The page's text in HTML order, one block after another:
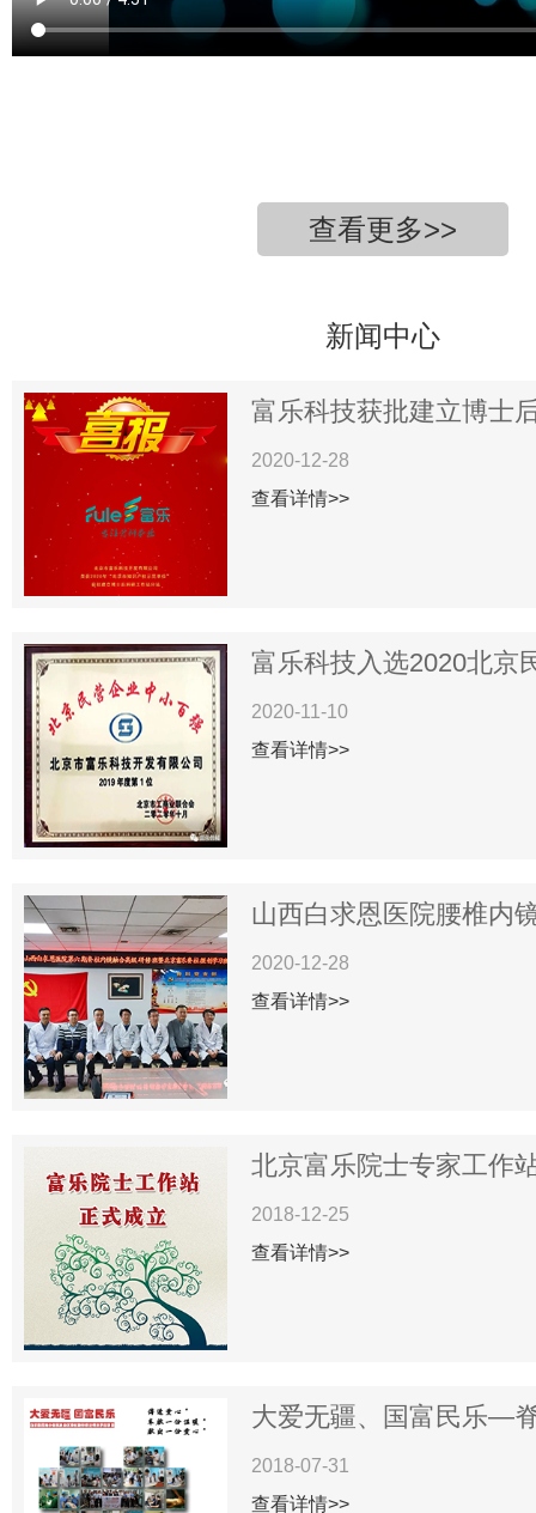
查看更多>>
新闻中心
富乐科技获批建立博士
2020-12-28
查看详情>>
富乐科技入选2020北京
2020-11-10
查看详情>>
山西白求恩医院腰椎内
2020-12-28
查看详情>>
北京富乐院士专家工作
2018-12-25
查看详情>>
大爱无疆、国富民乐—
2018-07-31
查看详情>>